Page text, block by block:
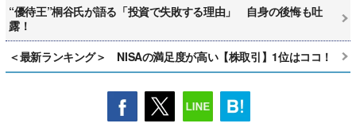
“優待王”桐谷氏が語る「投資で失敗する理由」 自身の後悔も吐
露！
＜最新ランキング＞ NISAの満足度が高い【株取引】1位はココ！